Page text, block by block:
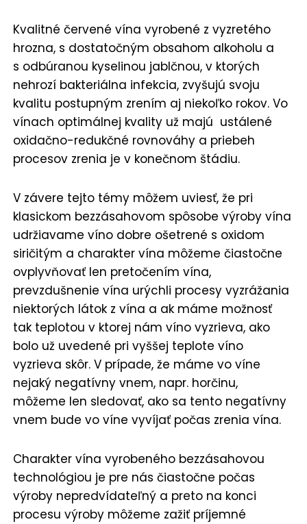
Kvalitné červené vína vyrobené z vyzretého
hrozna, s dostatočným obsahom alkoholu a
s odbúranou kyselinou jablčnou, v ktorých
nehrozí bakteriálna infekcia, zvyšujú svoju
kvalitu postupným zrením aj niekoľko rokov. Vo
vínach optimálnej kvality už majú ustálené
oxidačno-redukčné rovnováhy a priebeh
procesov zrenia je v konečnom štádiu.
V závere tejto témy môžem uviesť, že pri
klasickom bezzásahovom spôsobe výroby vína
udržiavame víno dobre ošetrené s oxidom
siričitým a charakter vína môžeme čiastočne
ovplyvňovať len pretočením vína,
prevzdušnenie vína urýchli procesy vyzrážania
niektorých látok z vína a ak máme možnosť
tak teplotou v ktorej nám víno vyzrieva, ako
bolo už uvedené pri vyššej teplote víno
vyzrieva skôr. V prípade, že máme vo víne
nejaký negatívny vnem, napr. horčinu,
môžeme len sledovať, ako sa tento negatívny
vnem bude vo víne vyvíjať počas zrenia vína.
Charakter vína vyrobeného bezzásahovou
technológiou je pre nás čiastočne počas
výroby nepredvídateľný a preto na konci
procesu výroby môžeme zažiť príjemné